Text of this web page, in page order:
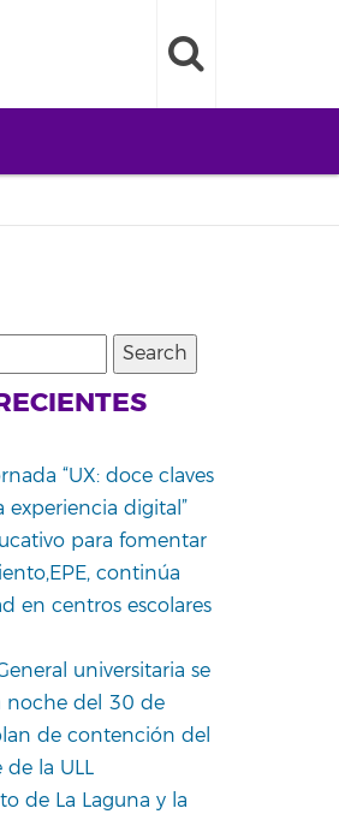
“UX: doce claves
experiencia digital”
para fomentar
continúa
en centros escolares
universitaria se
noche del 30 de
de contención del
la ULL
de La Laguna y la